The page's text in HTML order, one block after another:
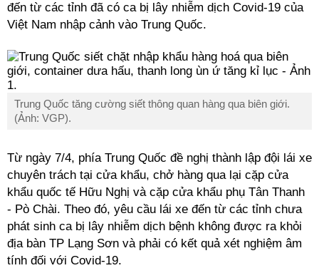
đến từ các tỉnh đã có ca bị lây nhiễm dịch Covid-19 của
Việt Nam nhập cảnh vào Trung Quốc.
Trung Quốc tăng cường siết thông quan hàng qua biên giới.
(Ảnh: VGP).
Từ ngày 7/4, phía Trung Quốc đề nghị thành lập đội lái xe
chuyên trách tại cửa khẩu, chở hàng qua lại cặp cửa
khẩu quốc tế Hữu Nghị và cặp cửa khẩu phụ Tân Thanh
- Pò Chài. Theo đó, yêu cầu lái xe đến từ các tỉnh chưa
phát sinh ca bị lây nhiễm dịch bệnh không được ra khỏi
địa bàn TP Lạng Sơn và phải có kết quả xét nghiệm âm
tính đối với Covid-19.